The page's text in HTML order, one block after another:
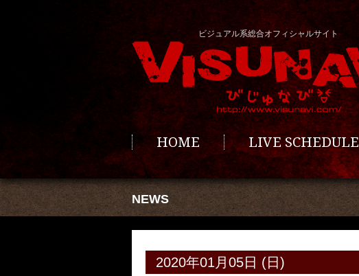
ビジュアル系総合オフィシャルサイト
HOME LIVE SCHEDULE
NEWS
2020年01月05日 (日)